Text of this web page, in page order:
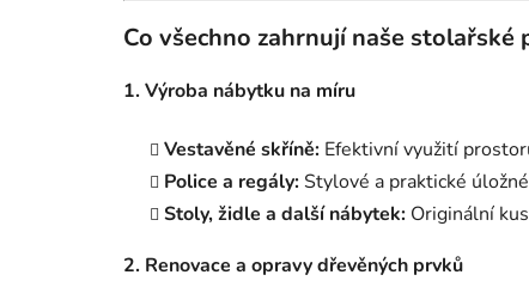
Co všechno zahrnují naše stolařské
1. Výroba nábytku na míru
Vestavěné skříně: Efektivní využití
Police a regály:Stylové a praktické
Stoly, židle a další nábytek: Originální
2. Renovace a opravy dřevěných prvků